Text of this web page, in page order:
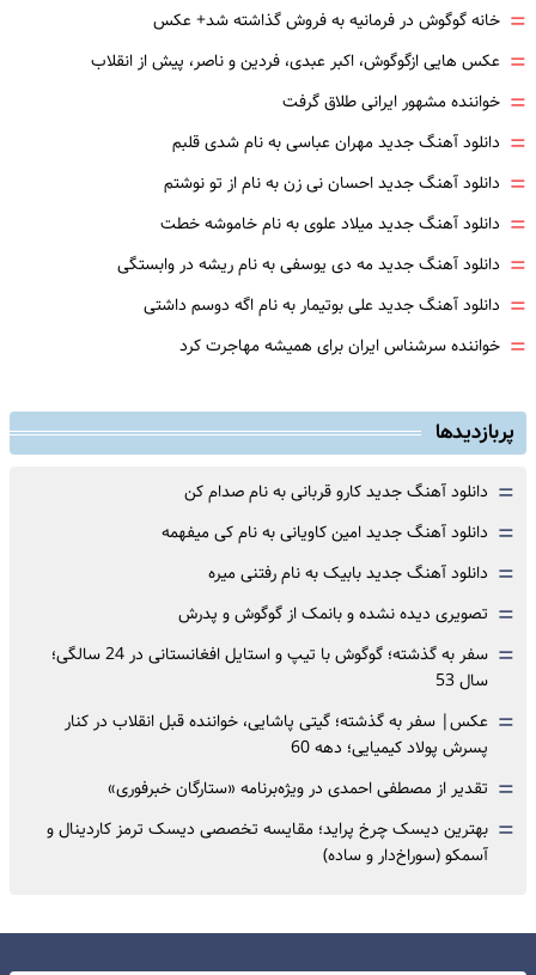
= خانه گوگوش در فرمانیه به فروش گذاشته شد+ عکس
= عکس هایی ازگوگوش، اکبر عبدی، فردین و ناصر، پیش از انقلاب
= خواننده مشهور ایرانی طلاق گرفت
= دانلود آهنگ جدید مهران عباسی به نام شدی قلبم
= دانلود آهنگ جدید احسان نی زن به نام از تو نوشتم
= دانلود آهنگ جدید میلاد علوی به نام خاموشه خطت
= دانلود آهنگ جدید مه دی یوسفی به نام ریشه در وابستگی
= دانلود آهنگ جدید علی بوتیمار به نام اگه دوسم داشتی
= خواننده سرشناس ایران برای همیشه مهاجرت کرد
پربازدیدها
= دانلود آهنگ جدید کارو قربانی به نام صدام کن
= دانلود آهنگ جدید امین کاویانی به نام کی میفهمه
= دانلود آهنگ جدید بابیک به نام رفتنی میره
= تصویری دیده نشده و بانمک از گوگوش و پدرش
=
سفر به گذشته؛ گوگوش با تیپ و استایل افغانستانی در 24 سالگی؛
سال 53
= عکس| سفر به گذشته؛ گیتی پاشایی، خواننده قبل انقلاب در کنار
پسرش پولاد کیمیایی؛ دهه 60
= تقدیر از مصطفی احمدی در ویژه‌برنامه «ستارگان خبرفوری»
= بهترین دیسک چرخ پراید؛ مقایسه تخصصی دیسک ترمز کاردینال و
آسمکو (سوراخ‌دار و ساده)